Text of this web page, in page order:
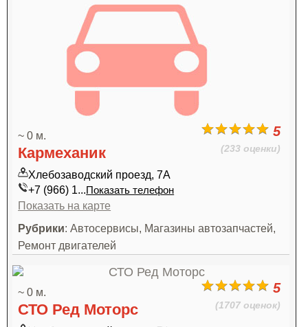
5
(233 оценки)
~ 0 м.
Кармеханик
Хлебозаводский проезд, 7А
+7 (966) 1...Показать телефон
Показать на карте
Рубрики: Автосервисы, Магазины автозапчастей,
Ремонт двигателей
5
(1707 оценок)
~ 0 м.
СТО Ред Моторс